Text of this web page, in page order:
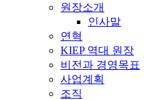
원장소개
인사말
연혁
KIEP 역대 원장
비전과 경영목표
사업계획
조직